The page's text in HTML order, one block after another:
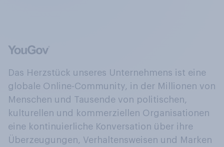
Das Herzstück unseres Unternehmens ist eine
globale Online-Community, in der Millionen von
Menschen und Tausende von politischen,
kulturellen und kommerziellen Organisationen
eine kontinuierliche Konversation über ihre
Überzeugungen, Verhaltensweisen und Marken